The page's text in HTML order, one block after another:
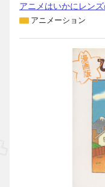
アニメはいかにレン
アニメーション